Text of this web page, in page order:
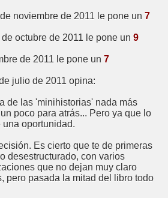
noviembre de 2011 le pone un 7
octubre de 2011 le pone un 9
de 2011 le pone un 7
julio de 2011 opina:
de las 'minihistorias' nada más
poco para atrás... Pero ya que lo
oportunidad.
Es cierto que te de primeras
desestructurado, con varios
que no dejan muy claro
pero pasada la mitad del libro todo